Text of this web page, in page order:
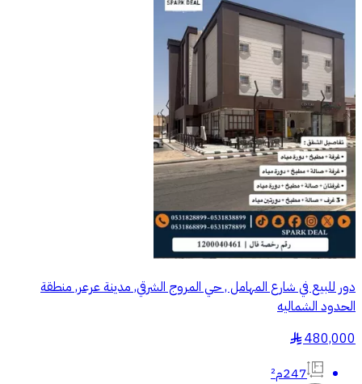
دور للبيع في شارع المهامل , حي المروج الشرقي, مدينة عرعر, منطقة
الحدود الشماليه
480,000
§
247م²